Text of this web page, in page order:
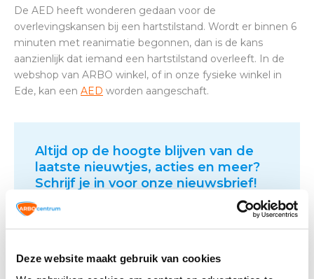
Deze website maakt gebruik van cookies
De AED heeft wonderen gedaan voor de
overlevingskansen bij een hartstilstand. Wordt er binnen 6
minuten met reanimatie begonnen, dan is de kans
aanzienlijk dat iemand een hartstilstand overleeft. In de
webshop van ARBO winkel, of in onze fysieke winkel in
Ede, kan een AED worden aangeschaft.
Altijd op de hoogte blijven van de
laatste nieuwtjes, acties en meer?
Schrijf je in voor onze nieuwsbrief!
Abonneer